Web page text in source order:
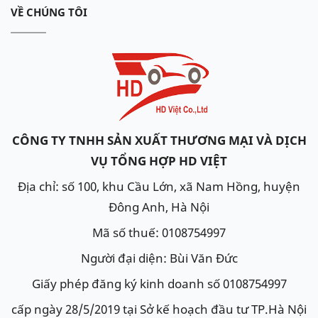
AGM. Đề xuất thay thế ắc quy
LN5 hoặc 12V 100Ah mã DIN100.
Nên mua thương hiệu ắc quy nào?
Tuỳ vào nhu cầu cũng như khả năng chi trả, hãy
chọn cho mình sản phẩm phù hợp. Đừng quá ham
rẻ mà mua phải sản phẩm không rõ nguồn gốc. Các
thương hiệu uy tín hiện nay có thể kể tên như:
Varta: Thương hiệu hơn 125 năm của Đức. Nhà máy
sản xuất tại Hàn Quốc.
Delkor: Thương hiệu số 1 của Hàn Quốc. Nhà máy
Amaron: Thương hiệu Mỹ. Nhà máy sản xuất tại Ấn
VỀ CHÚNG TÔI
CÔNG TY TNHH SẢN XUẤT THƯƠNG MẠI VÀ DỊCH
VỤ TỔNG HỢP HD VIỆT
Địa chỉ: số 100, khu Cầu Lớn, xã Nam Hồng, huyện
Đông Anh, Hà Nội
Mã số thuế: 0108754997
Người đại diện: Bùi Văn Đức
Giấy phép đăng ký kinh doanh số 0108754997
cấp ngày 28/5/2019 tại Sở kế hoạch đầu tư TP.Hà Nội